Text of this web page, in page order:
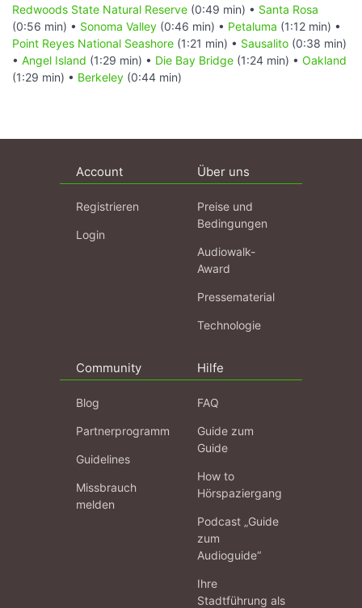
Redwoods State Natural Reserve (0:49 min) • Santa Rosa
(0:56 min) • Sonoma Valley (0:46 min) • Petaluma (1:12 min) •
Point Reyes National Seashore (1:21 min) • Sausalito (0:38 min)
• Angel Island (1:29 min) • Die Bay Bridge (1:24 min) • Oakland
(1:29 min) • Berkeley (0:44 min)
Account
Registrieren
Login
Über uns
Preise und
Bedingungen
Audiowalk-
Award
Pressematerial
Technologie
Community
Blog
Partnerprogramm
Guidelines
Missbrauch
melden
Hilfe
FAQ
Guide zum
Guide
How to
Hörspaziergang
Podcast „Guide
zum
Audioguide“
Ihre
Stadtführung als